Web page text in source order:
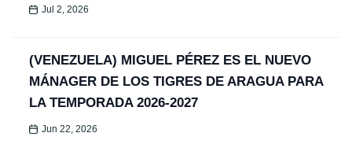
Jul 2, 2026
(VENEZUELA) MIGUEL PÉREZ ES EL NUEVO
MÁNAGER DE LOS TIGRES DE ARAGUA PARA
LA TEMPORADA 2026-2027
Jun 22, 2026